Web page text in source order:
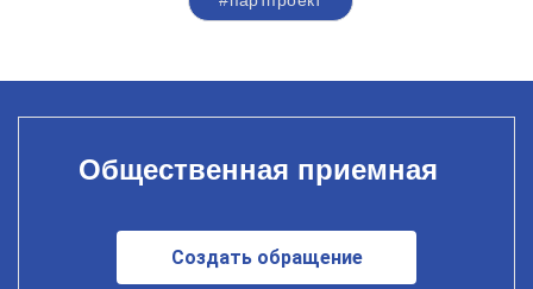
Общественная приемная
Создать обращение